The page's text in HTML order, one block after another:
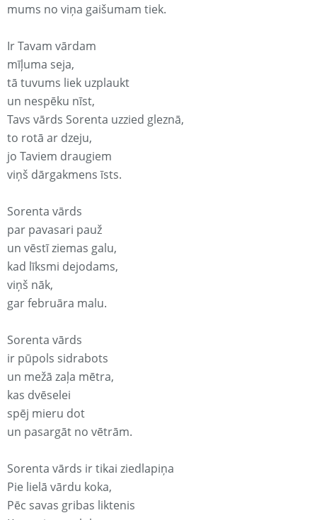
mums no viņa gaišumam tiek.
Ir Tavam vārdam
mīļuma seja,
tā tuvums liek uzplaukt
un nespēku nīst,
Tavs vārds Sorenta uzzied gleznā,
to rotā ar dzeju,
jo Taviem draugiem
viņš dārgakmens īsts.
Sorenta vārds
par pavasari pauž
un vēstī ziemas galu,
kad līksmi dejodams,
viņš nāk,
gar februāra malu.
Sorenta vārds
ir pūpols sidrabots
un mežā zaļa mētra,
kas dvēselei
spēj mieru dot
un pasargāt no vētrām.
Sorenta vārds ir tikai ziedlapiņa
Pie lielā vārdu koka,
Pēc savas gribas liktenis